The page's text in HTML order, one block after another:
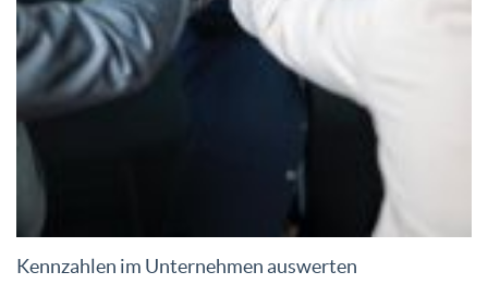
Kennzahlen im Unternehmen auswerten